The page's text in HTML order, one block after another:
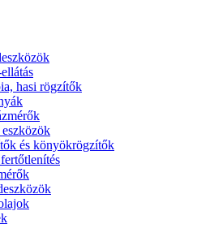
hasi rögzítők
eszközök
és könyökrögzítők